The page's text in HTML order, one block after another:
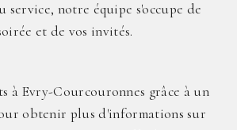
notre équipe s'occupe de
et de vos invités.
à Evry-Courcouronnes grâce à un
obtenir plus d'informations sur